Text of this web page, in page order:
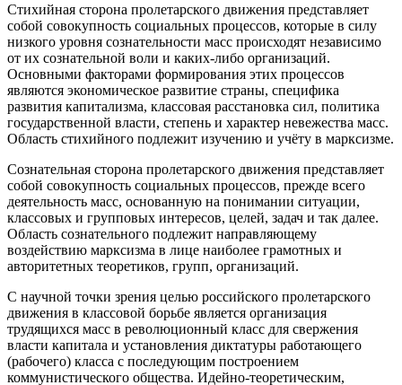
Стихийная сторона пролетарского движения представляет
собой совокупность социальных процессов, которые в силу
низкого уровня сознательности масс происходят независимо
от их сознательной воли и каких-либо организаций.
Основными факторами формирования этих процессов
являются экономическое развитие страны, специфика
развития капитализма, классовая расстановка сил, политика
государственной власти, степень и характер невежества масс.
Область стихийного подлежит изучению и учёту в марксизме.
Сознательная сторона пролетарского движения представляет
собой совокупность социальных процессов, прежде всего
деятельность масс, основанную на понимании ситуации,
классовых и групповых интересов, целей, задач и так далее.
Область сознательного подлежит направляющему
воздействию марксизма в лице наиболее грамотных и
авторитетных теоретиков, групп, организаций.
С научной точки зрения целью российского пролетарского
движения в классовой борьбе является организация
трудящихся масс в революционный класс для свержения
власти капитала и установления диктатуры работающего
(рабочего) класса с последующим построением
коммунистического общества. Идейно-теоретическим,